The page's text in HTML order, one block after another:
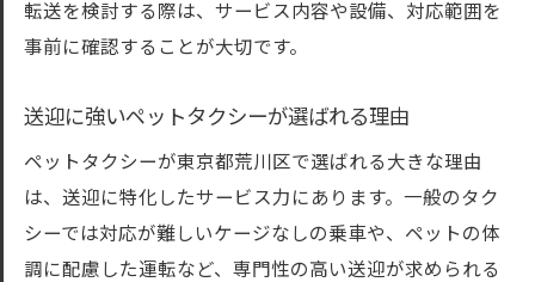
転送を検討する際は、サービス内容や設備、対応範囲を
事前に確認することが大切です。
送迎に強いペットタクシーが選ばれる理由
ペットタクシーが東京都荒川区で選ばれる大きな理由
は、送迎に特化したサービス力にあります。一般のタク
シーでは対応が難しいケージなしの乗車や、ペットの体
調に配慮した運転など、専門性の高い送迎が求められる